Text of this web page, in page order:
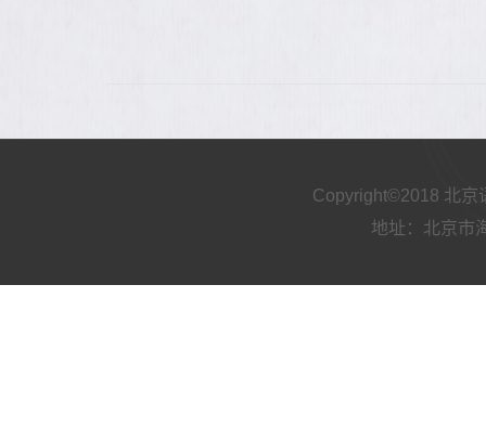
Copyright©2018 北京
地址：北京市